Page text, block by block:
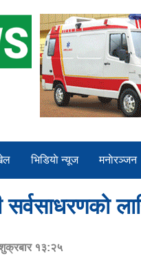
भिडियाे न्यूज मनाेरञ्जन
सर्वसाधरणको
१३:२५